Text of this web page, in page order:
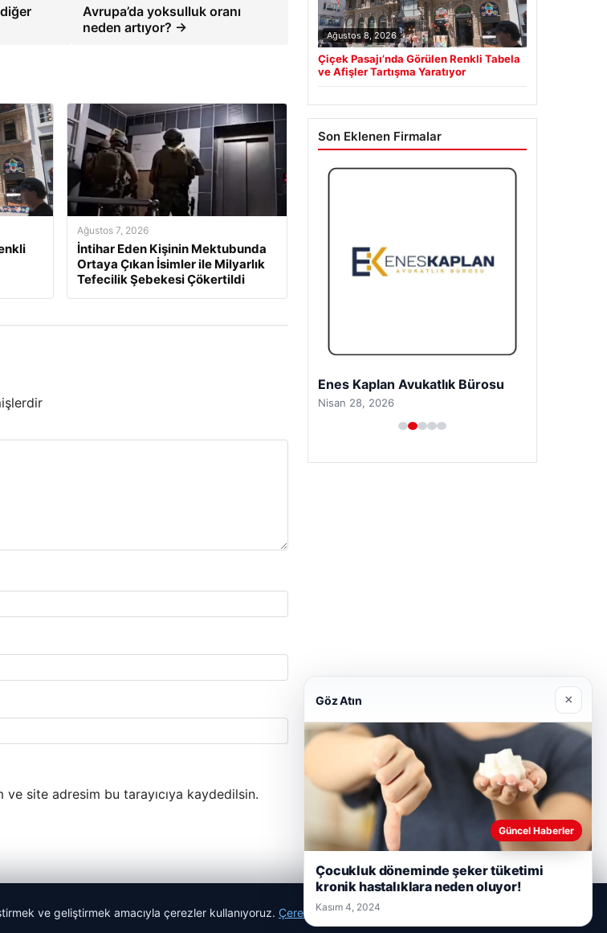
Avrupa’da yoksulluk oranı
neden artıyor? →
Ağustos 7, 2026
İntihar Eden Kişinin Mektubunda
Ortaya Çıkan İsimler ile Milyarlık
Tefecilik Şebekesi Çökertildi
ve site adresim bu tarayıcıya kaydedilsin.
Ağustos 8, 2026
Çiçek Pasajı’nda Görülen Renkli Tabela
ve Afişler Tartışma Yaratıyor
Son Eklenen Firmalar
Enes Kaplan Avukatlık Bürosu
Nisan 28, 2026
ve geliştirmek amacıyla çerezler kullanıyoruz. Çerez Politikamız
Göz Atın ×
Güncel Haberler
Çocukluk döneminde şeker tüketimi
kronik hastalıklara neden oluyor!
Kasım 4, 2024